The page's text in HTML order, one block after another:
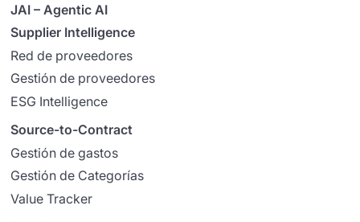
JAI – Agentic AI
Supplier Intelligence
Red de proveedores
Gestión de proveedores
ESG Intelligence
Source-to-Contract
Gestión de gastos
Gestión de Categorías
Value Tracker